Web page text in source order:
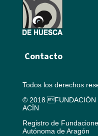
Contacto
Todos los derechos
© 2018 FUNDACIÓN
ACÍN
Registro de
Autónoma de Aragón